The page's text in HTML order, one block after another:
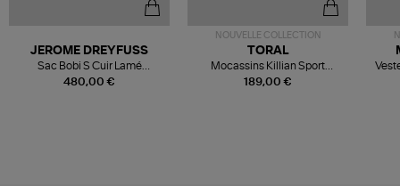
480,00 €
JEROME DREYFUSS
Sac Bobi S Cuir Lamé
Champagne
NOUVELLE COLLECTION
189,00 €
TORAL
Mocassins Killian Sport
Mousse